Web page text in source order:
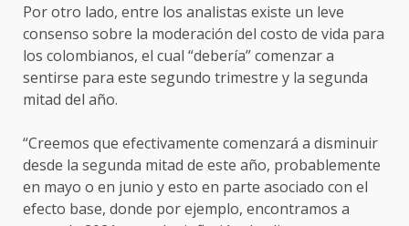
Por otro lado, entre los analistas existe un leve
consenso sobre la moderación del costo de vida para
los colombianos, el cual “debería” comenzar a
sentirse para este segundo trimestre y la segunda
mitad del año.
“Creemos que efectivamente comenzará a disminuir
desde la segunda mitad de este año, probablemente
en mayo o en junio y esto en parte asociado con el
efecto base, donde por ejemplo, encontramos a